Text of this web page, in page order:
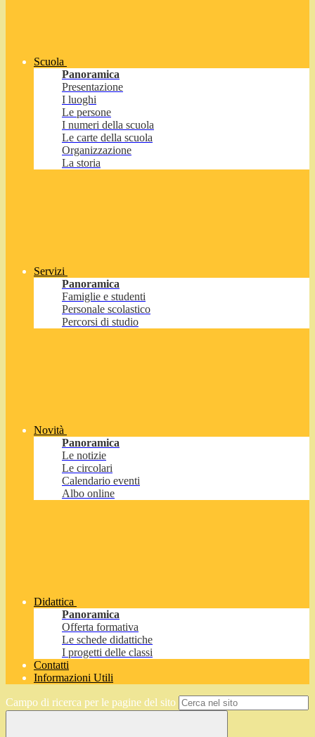
Scuola
Panoramica
Presentazione
I luoghi
Le persone
I numeri della scuola
Le carte della scuola
Organizzazione
La storia
Servizi
Panoramica
Famiglie e studenti
Personale scolastico
Percorsi di studio
Novità
Panoramica
Le notizie
Le circolari
Calendario eventi
Albo online
Didattica
Panoramica
Offerta formativa
Le schede didattiche
I progetti delle classi
Contatti
Informazioni Utili
Campo di ricerca per le pagine del sito